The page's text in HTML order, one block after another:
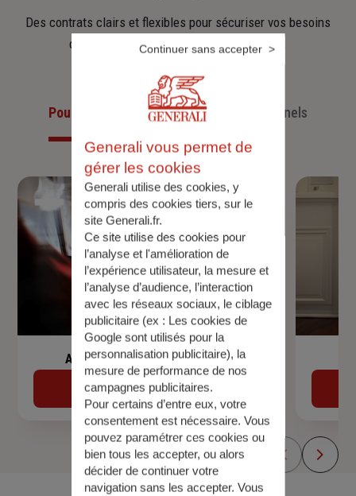
Des contrats clairs et flexibles pour sécuriser vos besoins
d’aujourd’hui et anticiper ceux de demain.
Pour les particuliersPour les professionnels
Assurance de prêt immobilier
Découvrir
Generali vous permet de
gérer les cookies
Generali utilise des cookies, y
compris des cookies tiers, sur le
site Generali.fr.
Ce site utilise des cookies pour
l’analyse et l'amélioration de
l’expérience utilisateur, la mesure et
l’analyse d’audience, l’interaction
avec les réseaux sociaux, le ciblage
publicitaire (ex : Les cookies de
Google sont utilisés pour la
personnalisation publicitaire), la
mesure de performance de nos
campagnes publicitaires.
Pour certains d’entre eux, votre
consentement est nécessaire. Vous
pouvez paramétrer ces cookies ou
bien tous les accepter, ou alors
décider de continuer votre
navigation sans les accepter. Vous
Continuer sans accepter